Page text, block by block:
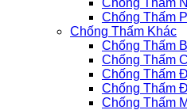
Chống Thấm
Chống Thấm Khác
Chống Thấm
Chống Thấm
Chống Thấm
Chống Thấm
Chống Thấm